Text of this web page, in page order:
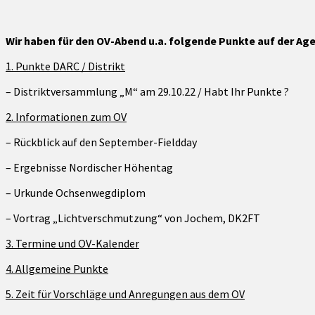
Wir haben für den OV-Abend u.a. folgende Punkte auf der
1. Punkte DARC / Distrikt
– Distriktversammlung „M“ am 29.10.22 / Habt Ihr Punkte ?
2. Informationen zum OV
– Rückblick auf den September-Fieldday
– Ergebnisse Nordischer Höhentag
– Urkunde Ochsenwegdiplom
– Vortrag „Lichtverschmutzung“ von Jochem, DK2FT
3. Termine und OV-Kalender
4. Allgemeine Punkte
5. Zeit für Vorschläge und Anregungen aus dem OV